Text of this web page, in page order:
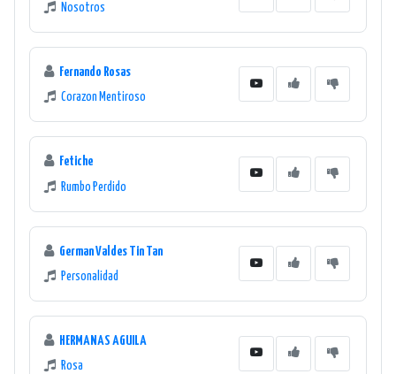
Nosotros
Fernando Rosas
Corazon Mentiroso
Fetiche
Rumbo Perdido
German Valdes Tin Tan
Personalidad
HERMANAS AGUILA
Rosa